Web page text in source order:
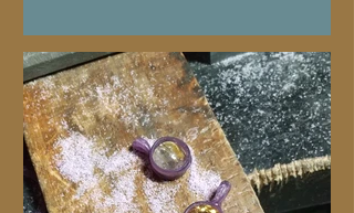
けの三日月🌙鏡面にし メンズは新月🌚
艶消しに